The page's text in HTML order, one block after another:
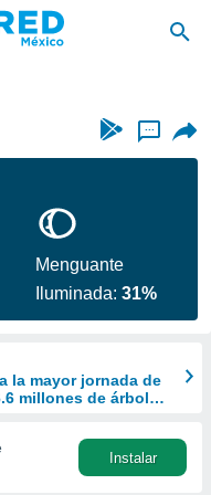
...
Menguante
Iluminada:31%
la mayor jornada de
millones de árboles
Instalar